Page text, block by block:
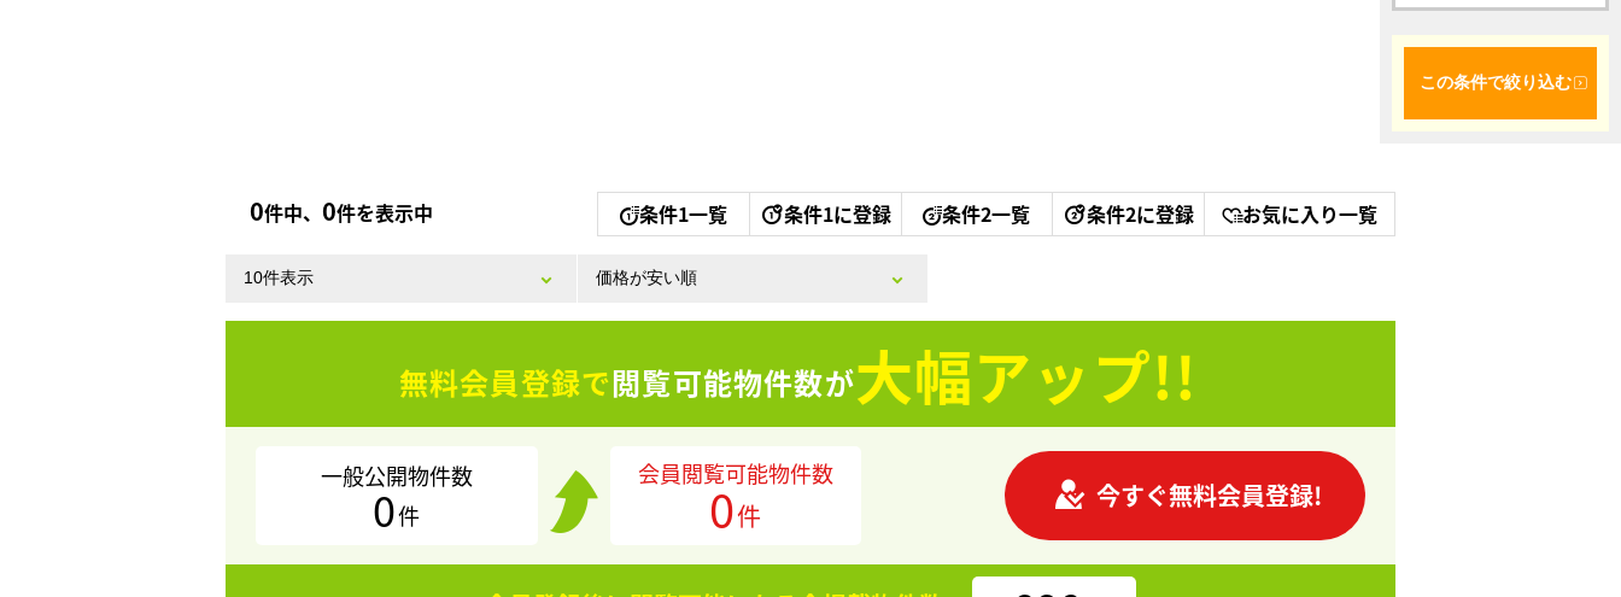
この条件で絞り込む
0件中、 0件を表示中 条件1一覧 条件1に登録 条件2一覧 条件2に登録 お気に入り一覧
無料会員登録で閲覧可能物件数が大幅アップ!!
一般公開物件数
0件
会員閲覧可能物件数
0件
今すぐ無料会員登録!